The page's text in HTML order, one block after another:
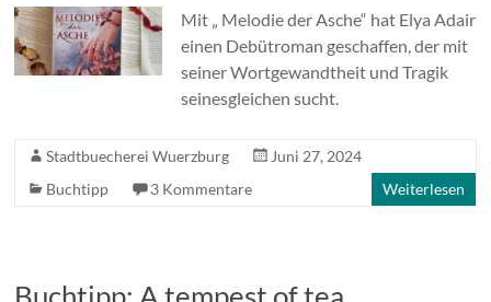
Mit „ Melodie der Asche“ hat Elya Adair
einen Debütroman geschaffen, der mit
seiner Wortgewandtheit und Tragik
seinesgleichen sucht.
Stadtbuecherei Wuerzburg
Juni 27, 2024
Buchtipp
3 Kommentare Weiterlesen
Buchtipp: A tempest of tea